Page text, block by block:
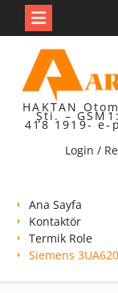
content
HAKTAN
Şti. –
418 1919-
Login /
Ana Sayfa
Kontaktör
Termik Role
Siemens